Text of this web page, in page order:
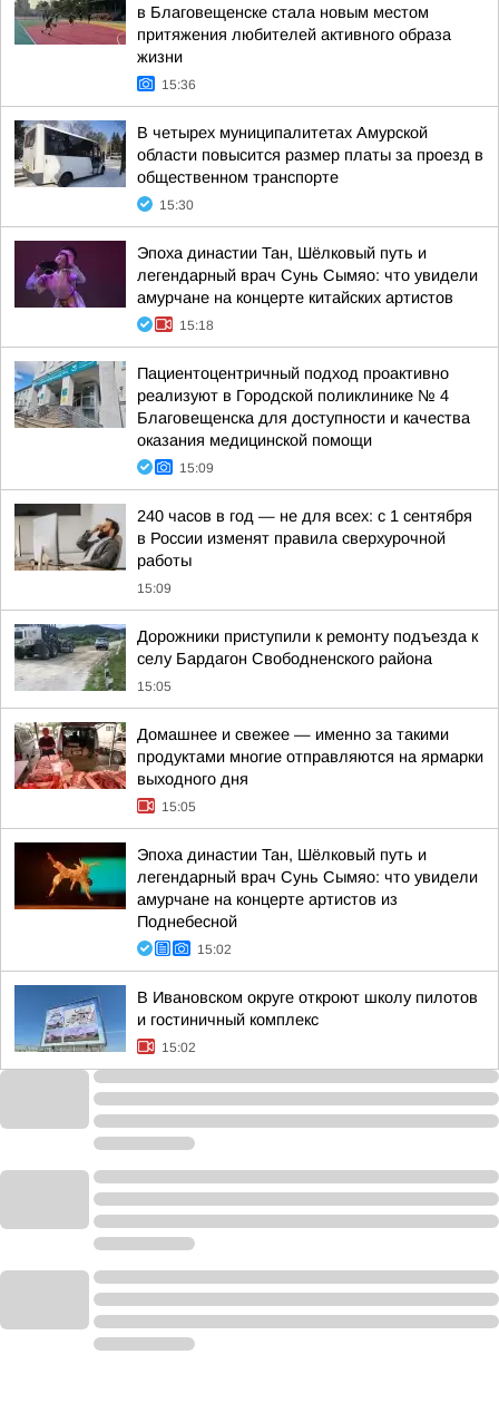
в Благовещенске стала новым местом
притяжения любителей активного образа
жизни
15:36
В четырех муниципалитетах Амурской
области повысится размер платы за проезд в
общественном транспорте
15:30
Эпоха династии Тан, Шёлковый путь и
легендарный врач Сунь Сымяо: что увидели
амурчане на концерте китайских артистов
15:18
Пациентоцентричный подход проактивно
реализуют в Городской поликлинике № 4
Благовещенска для доступности и качества
оказания медицинской помощи
15:09
240 часов в год — не для всех: с 1 сентября
в России изменят правила сверхурочной
работы
15:09
Дорожники приступили к ремонту подъезда к
селу Бардагон Свободненского района
15:05
Домашнее и свежее — именно за такими
продуктами многие отправляются на ярмарки
выходного дня
15:05
Эпоха династии Тан, Шёлковый путь и
легендарный врач Сунь Сымяо: что увидели
амурчане на концерте артистов из
Поднебесной
15:02
В Ивановском округе откроют школу пилотов
и гостиничный комплекс
15:02